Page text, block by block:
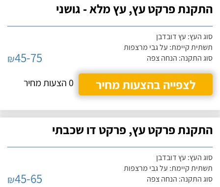
התקנת פרקט עץ, עץ מלא - גושני
סוג העץ: עץ דובדבן
תשתית קיימת: על גבי מרצפות
סוג התקנה: הנחה צפה
₪45-75
לצפייה בהצעות מחיר
0 הצעות מחיר
התקנת פרקט עץ, פרקט דו שכבתי
סוג העץ: עץ דובדבן
תשתית קיימת: על גבי מרצפות
סוג התקנה: הנחה צפה
₪45-65